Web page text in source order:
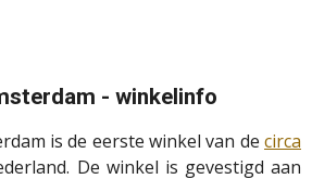
- winkelinfo
is de eerste winkel van de circa
De winkel is gevestigd aan